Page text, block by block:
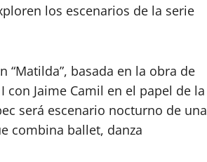
los escenarios de la serie
basada en la obra de
con Jaime Camil en el papel de la
será escenario nocturno de una
combina ballet, danza